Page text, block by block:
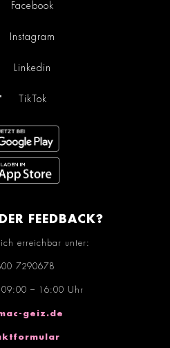
Facebook
Instagram
Linkedin
TikTok
FEEDBACK?
erreichbar unter:
7290678
09:00 – 16:00 Uhr
geiz.de